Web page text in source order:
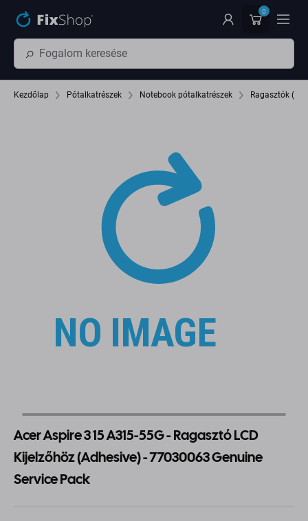
0
Kezdőlap Pótalkatrészek Notebook pótalkatrészek Ragasztók
Acer Aspire 3 15 A315-55G - Ragasztó LCD
Kijelzőhöz (Adhesive) - 77030063 Genuine
Service Pack